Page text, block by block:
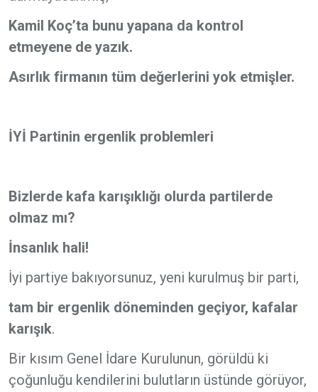
Kamil Koç’ta bunu yapana da kontrol
etmeyene de yazık.
Asırlık firmanın tüm değerlerini yok etmişler.
İYİ Partinin ergenlik problemleri
Bizlerde kafa karışıklığı olurda partilerde
olmaz mı?
İnsanlık hali!
İyi partiye bakıyorsunuz, yeni kurulmuş bir parti,
tam bir ergenlik döneminden geçiyor, kafalar
karışık.
Bir kısım Genel İdare Kurulunun, görüldü ki
çoğunluğu kendilerini bulutların üstünde görüyor,